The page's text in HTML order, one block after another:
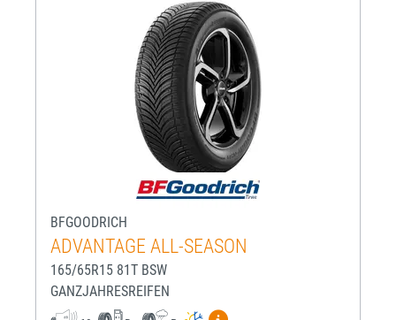
BFGOODRICH
ADVANTAGE ALL-SEASON
165/65R15 81T BSW
GANZJAHRESREIFEN